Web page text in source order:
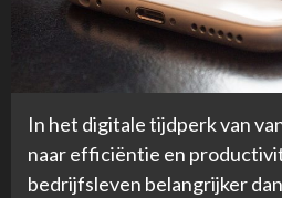
In het digitale tijdperk van
naar efficiëntie en
bedrijfsleven belangrijker